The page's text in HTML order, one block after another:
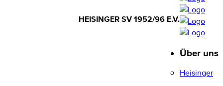
HEISINGER SV 1952/96 E.V.
1952/96 E.V.
Über uns
Heisinger